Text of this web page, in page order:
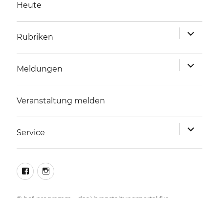
Heute
Rubriken
anzeigen
Meldungen
anzeigen
Veranstaltung melden
Service
anzeigen
facebookinstagram